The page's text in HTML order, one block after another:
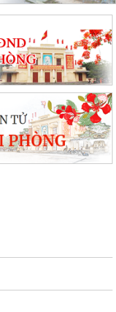
chức Ban quản lý dự án
THÁNG 8/2026
lên hơn 1.900 thủ tục
hiện Nghị quyết Hội
tập huấn lý luận chính